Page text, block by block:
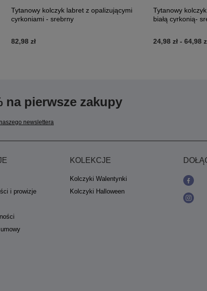
Tytanowy kolczyk labret z opalizującymi
cyrkoniami - srebrny
82,98 zł
Tytanowy
białą cyrkonią-
24,98 zł - 64,98
na pierwsze zakupy
newslettera
i prowizje
KOLEKCJE
Kolczyki Walentynki
Kolczyki Halloween